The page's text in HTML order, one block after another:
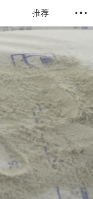
推荐